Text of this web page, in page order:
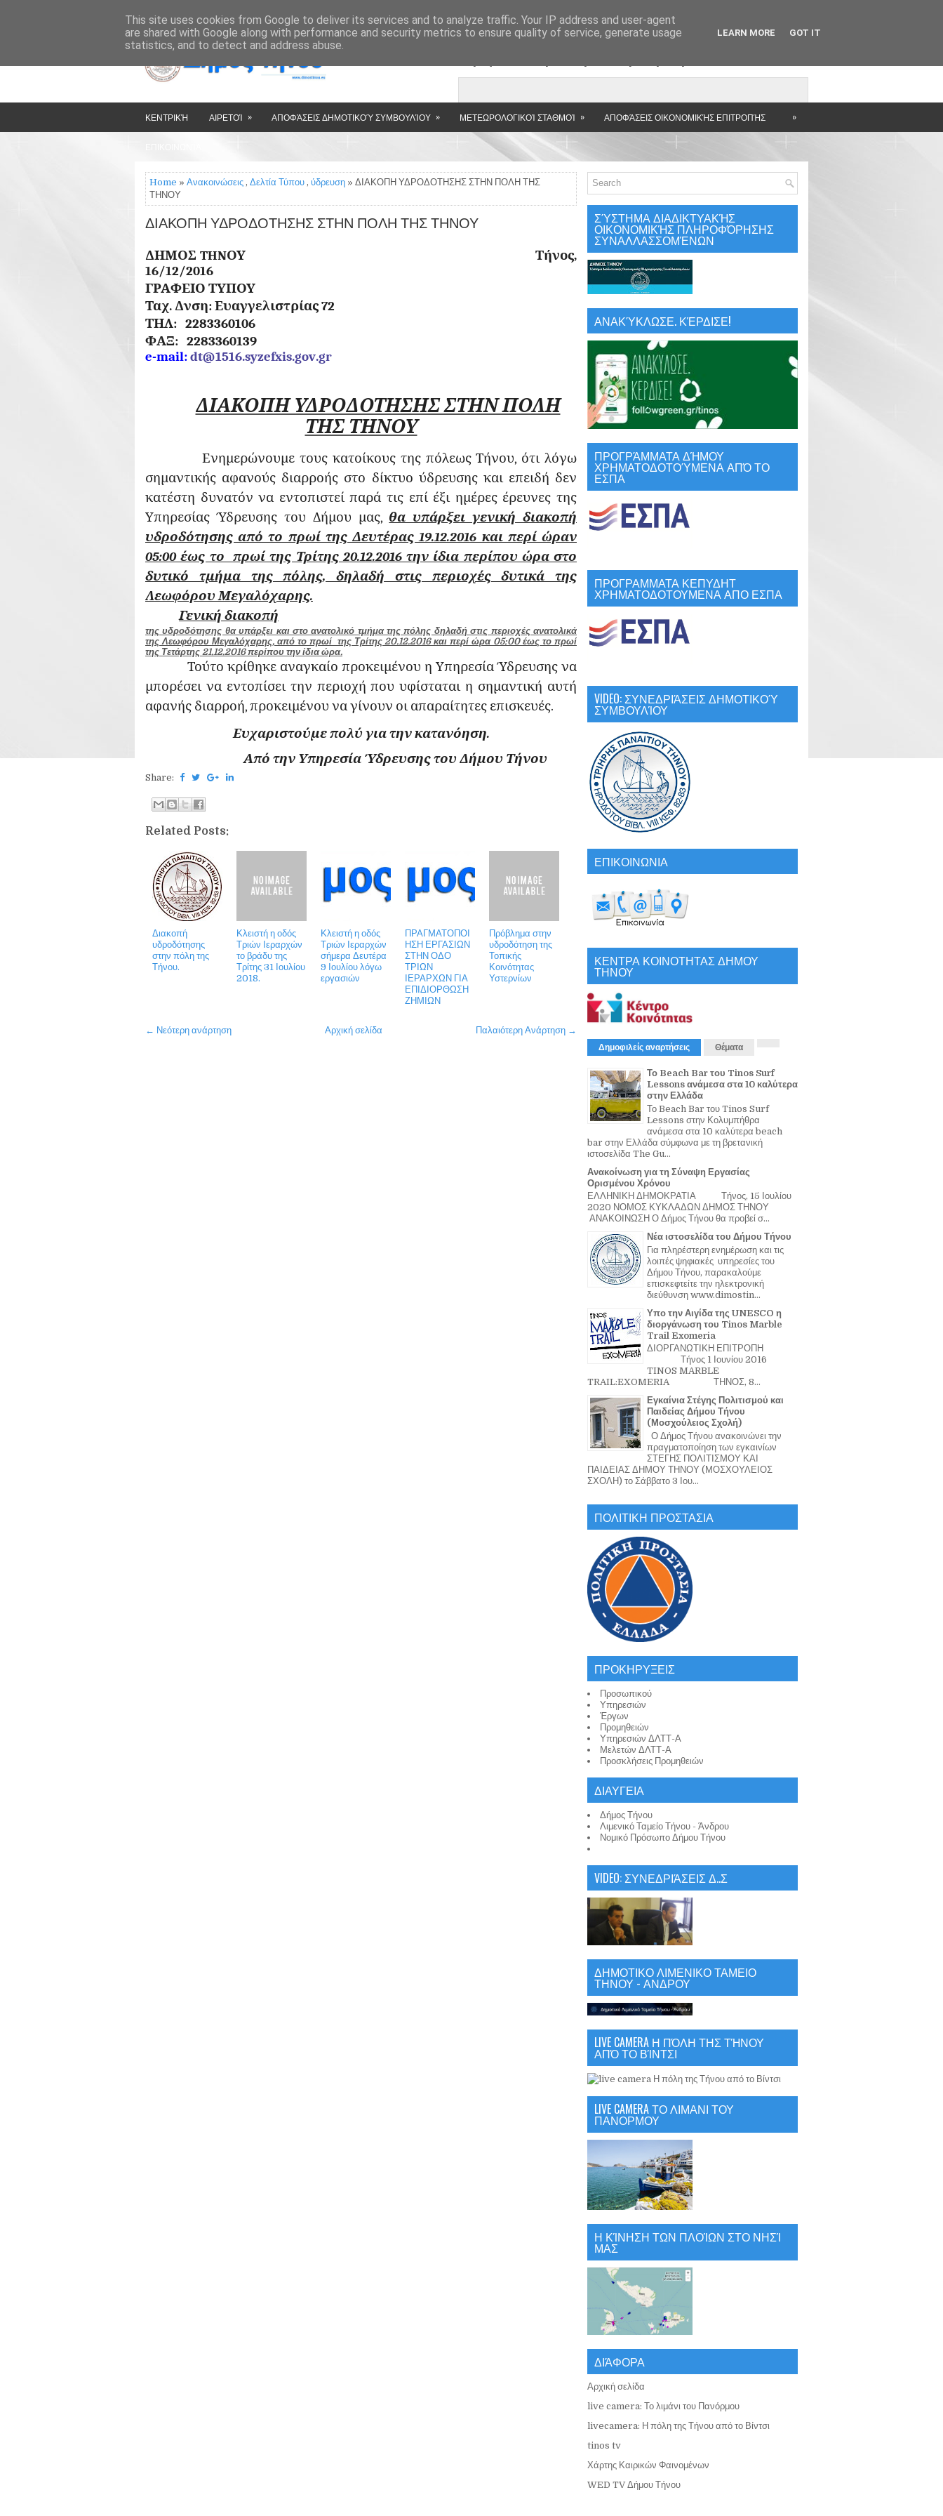
HOME ΔΉΜΟΣ ΤΉΝΟΥ » » »
ΚΕΝΤΡΙΚΉ ΑΙΡΕΤΟΊ » ΑΠΟΦΆΣΕΙΣ ΔΗΜΟΤΙΚΟΎ ΣΥΜΒΟΥΛΊΟΥ » ΜΕΤΕΩΡΟΛΟΓΙΚΟΊ ΣΤΑΘΜΟΊ » ΑΠΟΦΆΣΕΙΣ ΟΙΚΟΝΟΜΙΚΉΣ ΕΠΙΤΡΟΠΉΣ »
Home » Ανακοινώσεις , Δελτία Τύπου , ύδρευση » ΔΙΑΚΟΠΗ ΥΔΡΟΔΟΤΗΣΗΣ ΣΤΗΝ ΠΟΛΗ ΤΗΣ
ΤΗΝΟΥ
ΔΙΑΚΟΠΗ ΥΔΡΟΔΟΤΗΣΗΣ ΣΤΗΝ ΠΟΛΗ ΤΗΣ ΤΗΝΟΥ
ΔΗΜΟΣ THNΟΥ Τήνος,
16/12/2016
ΓΡΑΦΕΙΟ ΤΥΠΟΥ
Ταχ. Δνση: Ευαγγελιστρίας 72
ΤΗΛ: 2283360106
ΦΑΞ: 2283360139
e-mail:dt@1516.syzefxis.gov.gr
ΔΙΑΚΟΠΗ ΥΔΡΟΔΟΤΗΣΗΣ ΣΤΗΝ ΠΟΛΗ
ΤΗΣ ΤΗΝΟΥ
Ενημερώνουμε τους κατοίκους της πόλεως Τήνου, ότι λόγω
σημαντικής αφανούς διαρροής στο δίκτυο ύδρευσης και επειδή δεν
κατέστη δυνατόν να εντοπιστεί παρά τις επί έξι ημέρες έρευνες της
Υπηρεσίας Ύδρευσης του Δήμου μας, θα υπάρξει γενική διακοπή
υδροδότησης από το πρωί της Δευτέρας 19.12.2016 και περί ώραν
05:00 έως το πρωί της Τρίτης 20.12.2016 την ίδια περίπου ώρα στο
δυτικό τμήμα της πόλης, δηλαδή στις περιοχές δυτικά της
Λεωφόρου Μεγαλόχαρης.
Γενική διακοπή
της υδροδότησης θα υπάρξει και στο ανατολικό τμήμα της πόλης δηλαδή στις περιοχές ανατολικά
της Λεωφόρου Μεγαλόχαρης, από το πρωί της Τρίτης 20.12.2016 και περί ώρα 05:00 έως το πρωί
της Τετάρτης 21.12.2016 περίπου την ίδια ώρα.
Τούτο κρίθηκε αναγκαίο προκειμένου η Υπηρεσία Ύδρευσης να
μπορέσει να εντοπίσει την περιοχή που υφίσταται η σημαντική αυτή
αφανής διαρροή, προκειμένου να γίνουν οι απαραίτητες επισκευές.
Ευχαριστούμε πολύ για την κατανόηση.
Από την Υπηρεσία Ύδρευσης του Δήμου Τήνου
Share:
Related Posts:
Διακοπή
υδροδότησης
στην πόλη της
Τήνου.
Κλειστή η οδός
Τριών Ιεραρχών
το βράδυ της
Τρίτης 31 Ιουλίου
2018.
Κλειστή η οδός
Τριών Ιεραρχών
σήμερα Δευτέρα
9 Ιουλίου λόγω
εργασιών
ΠΡΑΓΜΑΤΟΠΟΙ
ΗΣΗ ΕΡΓΑΣΙΩΝ
ΣΤΗΝ ΟΔΟ
ΤΡΙΩΝ
ΙΕΡΑΡΧΩΝ ΓΙΑ
ΕΠΙΔΙΟΡΘΩΣΗ
ΖΗΜΙΩΝ
Πρόβλημα στην
υδροδότηση της
Τοπικής
Κοινότητας
Υστερνίων
← Νεότερη ανάρτηση Παλαιότερη Ανάρτηση →
Αρχική σελίδα
ΣΎΣΤΗΜΑ ΔΙΑΔΙΚΤΥΑΚΉΣ
ΟΙΚΟΝΟΜΙΚΉΣ ΠΛΗΡΟΦΌΡΗΣΗΣ
ΣΥΝΑΛΛΑΣΣΟΜΈΝΩΝ
ΑΝΑΚΎΚΛΩΣΕ. ΚΈΡΔΙΣΕ!
ΠΡΟΓΡΆΜΜΑΤΑ ΔΉΜΟΥ
ΧΡΗΜΑΤΟΔΟΤΟΎΜΕΝΑ ΑΠΌ ΤΟ
ΕΣΠΑ
ΠΡΟΓΡΑΜΜΑΤΑ ΚΕΠΥΔΗΤ
ΧΡΗΜΑΤΟΔΟΤΟΥΜΕΝΑ ΑΠΟ ΕΣΠΑ
VIDEO: ΣΥΝΕΔΡΙΆΣΕΙΣ ΔΗΜΟΤΙΚΟΎ
ΣΥΜΒΟΥΛΊΟΥ
ΕΠΙΚΟΙΝΩΝΙΑ
ΚΕΝΤΡΑ ΚΟΙΝΟΤΗΤΑΣ ΔΗΜΟΥ
ΤΗΝΟΥ
Δημοφιλείς αναρτήσεις Θέματα
Το Beach Bar του Tinos Surf
Lessons ανάμεσα στα 10 καλύτερα
στην Ελλάδα
Το Beach Bar του Tinos Surf
Lessons στην Κολυμπήθρα
ανάμεσα στα 10 καλύτερα beach
bar στην Ελλάδα σύμφωνα με τη βρετανική
ιστοσελίδα The Gu...
Ανακοίνωση για τη Σύναψη Εργασίας
Ορισμένου Χρόνου
ΕΛΛΗΝΙΚΗ ΔΗΜΟΚΡΑΤΙΑ Τήνος, 15 Ιουλίου
2020 ΝΟΜΟΣ ΚΥΚΛΑΔΩΝ ΔΗΜΟΣ ΤΗΝΟΥ
ΑΝΑΚΟΙΝΩΣΗ Ο Δήμος Τήνου θα προβεί σ...
Νέα ιστοσελίδα του Δήμου Τήνου
Για πληρέστερη ενημέρωση και τις
λοιπές ψηφιακές υπηρεσίες του
Δήμου Τήνου, παρακαλούμε
επισκεφτείτε την ηλεκτρονική
διεύθυνση www.dimostin...
Υπο την Αιγίδα της UNESCO η
διοργάνωση του Tinos Marble
Trail Exomeria
ΔΙΟΡΓΑΝΩΤΙΚΗ ΕΠΙΤΡΟΠΗ
Τήνος 1 Ιουνίου 2016
TINOS MARBLE
TRAIL:EXOMERIA ΤΗΝΟΣ, 8...
Εγκαίνια Στέγης Πολιτισμού και
Παιδείας Δήμου Τήνου
(Μοσχούλειος Σχολή)
Ο Δήμος Τήνου ανακοινώνει την
πραγματοποίηση των εγκαινίων
ΣΤΕΓΗΣ ΠΟΛΙΤΙΣΜΟΥ ΚΑΙ
ΠΑΙΔΕΙΑΣ ΔΗΜΟΥ ΤΗΝΟΥ (ΜΟΣΧΟΥΛΕΙΟΣ
ΣΧΟΛΗ) το Σάββατο 3 Ιου...
ΠΟΛΙΤΙΚΗ ΠΡΟΣΤΑΣΙΑ
ΠΡΟΚΗΡΥΞΕΙΣ
Προσωπικού
Υπηρεσιών
Έργων
Προμηθειών
Υπηρεσιών ΔΛΤΤ-Α
Μελετών ΔΛΤΤ-Α
Προσκλήσεις Προμηθειών
ΔΙΑΥΓΕΙΑ
Δήμος Τήνου
Λιμενικό Ταμείο Τήνου - Άνδρου
Νομικό Πρόσωπο Δήμου Τήνου
VIDEO: ΣΥΝΕΔΡΙΆΣΕΙΣ Δ..Σ
ΔΗΜΟΤΙΚΟ ΛΙΜΕΝΙΚΟ ΤΑΜΕΙΟ
ΤΗΝΟΥ - ΑΝΔΡΟΥ
LIVE CAMERA Η ΠΌΛΗ ΤΗΣ ΤΉΝΟΥ
ΑΠΌ ΤΟ ΒΊΝΤΣΙ
LIVE CAMERA ΤΟ ΛΙΜΑΝΙ ΤΟΥ
ΠΑΝΟΡΜΟΥ
Η ΚΊΝΗΣΗ ΤΩΝ ΠΛΟΊΩΝ ΣΤΟ ΝΗΣΊ
ΜΑΣ
ΔΙΆΦΟΡΑ
Αρχική σελίδα
live camera: Το λιμάνι του Πανόρμου
livecamera: Η πόλη της Τήνου από το Βίντσι
tinos tv
Χάρτης Καιρικών Φαινομένων
WED TV Δήμου Τήνου
This site uses cookies from Google to deliver its services and to analyze traffic. Your IP address and user-agent
are shared with Google along with performance and security metrics to ensure quality of service, generate usage
statistics, and to detect and address abuse.
LEARN MORE GOT IT